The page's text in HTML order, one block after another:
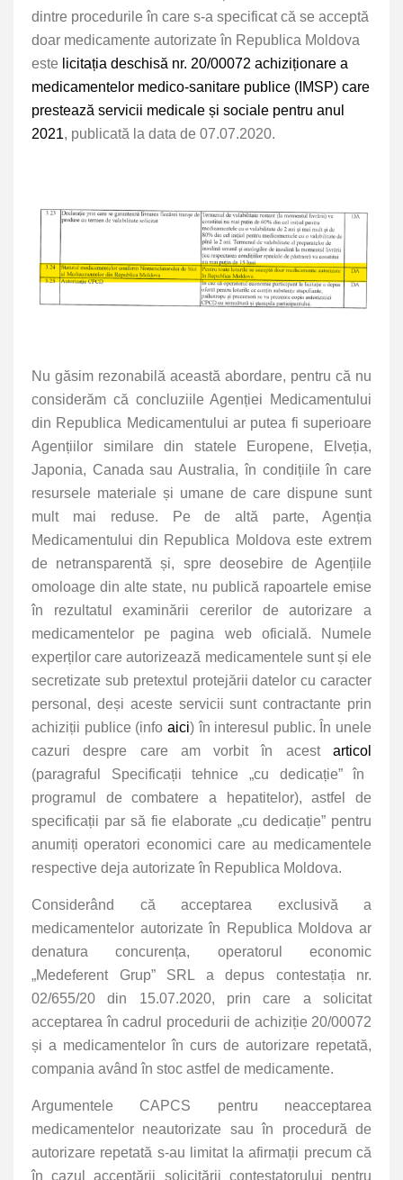
dintre procedurile în care s-a specificat că se acceptă
doar medicamente autorizate în Republica Moldova
este licitația deschisă nr. 20/00072 achiziționare a
medicamentelor medico-sanitare publice (IMSP) care
prestează servicii medicale și sociale pentru anul
2021, publicată la data de 07.07.2020.
Nu găsim rezonabilă această abordare, pentru că nu
considerăm că concluziile Agenției Medicamentului
din Republica Medicamentului ar putea fi superioare
Agențiilor similare din statele Europene, Elveția,
Japonia, Canada sau Australia, în condițiile în care
resursele materiale și umane de care dispune sunt
mult mai reduse. Pe de altă parte, Agenția
Medicamentului din Republica Moldova este extrem
de netransparentă și, spre deosebire de Agențiile
omoloage din alte state, nu publică rapoartele emise
în rezultatul examinării cererilor de autorizare a
medicamentelor pe pagina web oficială. Numele
experților care autorizează medicamentele sunt și ele
secretizate sub pretextul protejării datelor cu caracter
personal, deși aceste servicii sunt contractante prin
achiziții publice (info aici) în interesul public. În unele
cazuri despre care am vorbit în acest articol
(paragraful Specificații tehnice „cu dedicație” în
programul de combatere a hepatitelor), astfel de
specificații par să fie elaborate „cu dedicație” pentru
anumiți operatori economici care au medicamentele
respective deja autorizate în Republica Moldova.
Considerând că acceptarea exclusivă a
medicamentelor autorizate în Republica Moldova ar
denatura concurența, operatorul economic
„Medeferent Grup” SRL a depus contestația nr.
02/655/20 din 15.07.2020, prin care a solicitat
acceptarea în cadrul procedurii de achiziție 20/00072
și a medicamentelor în curs de autorizare repetată,
compania având în stoc astfel de medicamente.
Argumentele CAPCS pentru neacceptarea
medicamentelor neautorizate sau în procedură de
autorizare repetată s-au limitat la afirmații precum că
în cazul acceptării solicitării contestatorului pentru